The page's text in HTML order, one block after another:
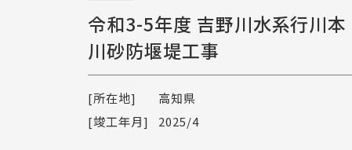
令和3-5年度 吉野川水系行川本
川砂防堰堤工事
[所在地]
高知県
[竣工年月]
2025/4